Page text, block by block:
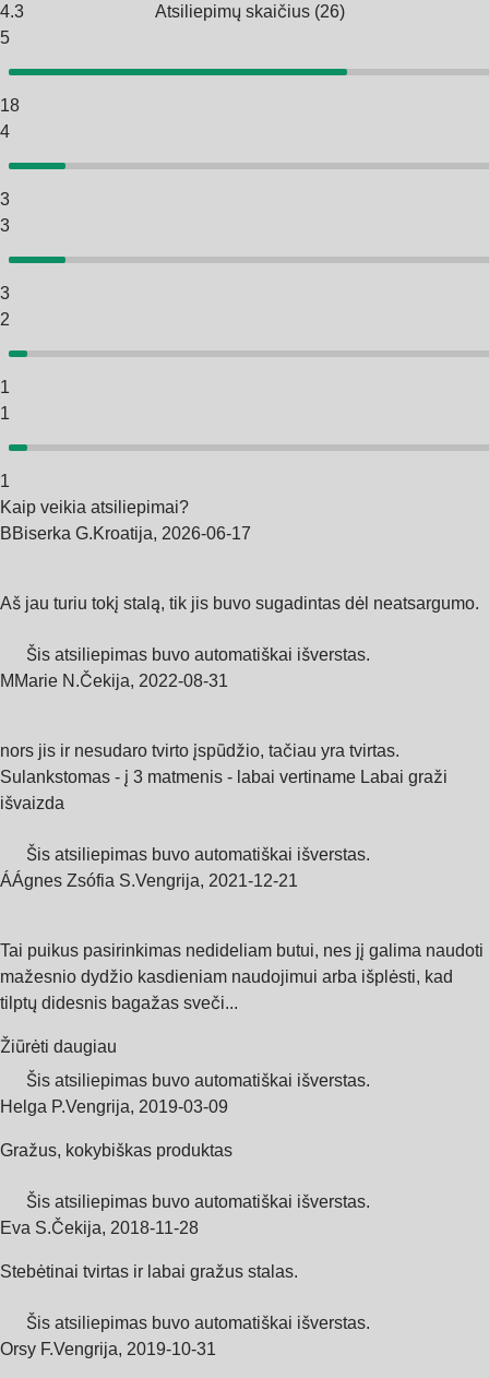
4.3 Atsiliepimų skaičius (26)
5
18
4
3
3
3
2
1
1
1
Kaip veikia atsiliepimai?
BBiserka G.Kroatija, 2026‑06‑17
Aš jau turiu tokį stalą, tik jis buvo sugadintas dėl neatsargumo.
Šis atsiliepimas buvo automatiškai išverstas.
M Marie N.Čekija, 2022‑08‑31
nors jis ir nesudaro tvirto įspūdžio, tačiau yra tvirtas.
Sulankstomas - į 3 matmenis - labai vertiname Labai graži
išvaizda
Šis atsiliepimas buvo automatiškai išverstas.
ÁÁgnes Zsófia S.Vengrija, 2021‑12‑21
Tai puikus pasirinkimas nedideliam butui, nes jį galima naudoti
mažesnio dydžio kasdieniam naudojimui arba išplėsti, kad
tilptų didesnis bagažas sveči...
Žiūrėti daugiau
Šis atsiliepimas buvo automatiškai išverstas.
Helga P.Vengrija, 2019‑03‑09
Gražus, kokybiškas produktas
Šis atsiliepimas buvo automatiškai išverstas.
Eva S.Čekija, 2018‑11‑28
Stebėtinai tvirtas ir labai gražus stalas.
Šis atsiliepimas buvo automatiškai išverstas.
Orsy F.Vengrija, 2019‑10‑31